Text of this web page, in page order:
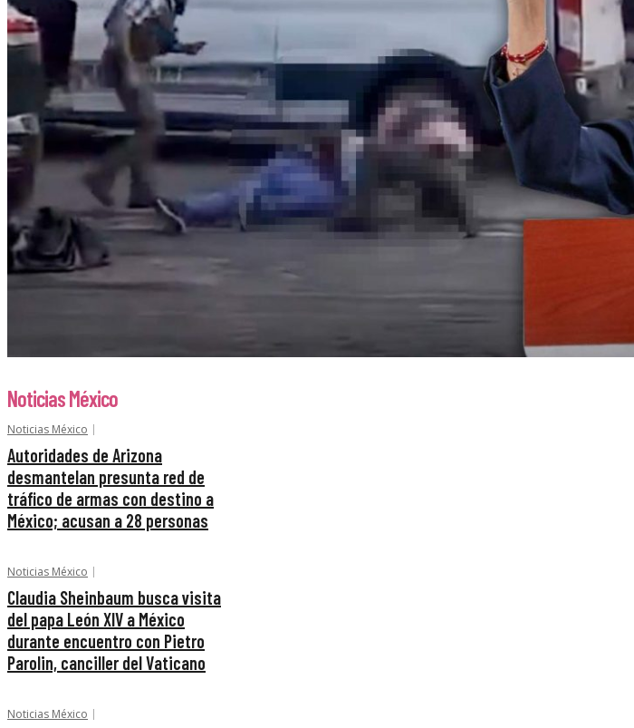
Noticias México
Noticias México
Autoridades de Arizona
desmantelan presunta red de
tráfico de armas con destino a
México; acusan a 28 personas
Noticias México
Claudia Sheinbaum busca visita
del papa León XIV a México
durante encuentro con Pietro
Parolin, canciller del Vaticano
Noticias México